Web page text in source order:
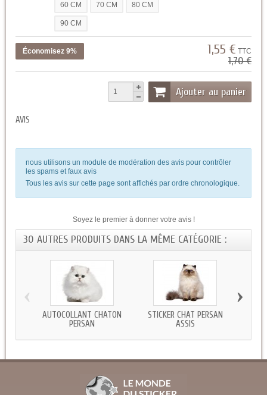
60 CM 70 CM 80 CM
90 CM
Économisez 9% 1,55 € TTC
1,70 €
Ajouter au panier
AVIS
nous utilisons un module de modération des avis pour contrôler
les spams et faux avis
Tous les avis sur cette page sont affichés par ordre chronologique.
Soyez le premier à donner votre avis !
30 AUTRES PRODUITS DANS LA MÊME CATÉGORIE :
AUTOCOLLANT CHATON
PERSAN
STICKER CHAT PERSAN
ASSIS
‹ ›